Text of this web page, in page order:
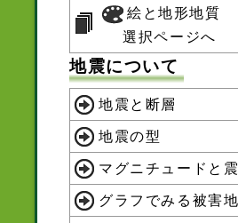
絵と地形地質
選択ページへ
地震について
地震と断層
地震の型
マグニチュードと
グラフでみる被害